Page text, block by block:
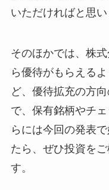
いただければと思い
そのほかでは、株
ら優待がもらえる
ど、優待拡充の方
で、保有銘柄やチ
らには今回の発表
たら、ぜひ投資を
す。